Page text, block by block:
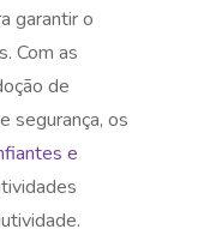
garantir o
Com as
de
segurança, os
e